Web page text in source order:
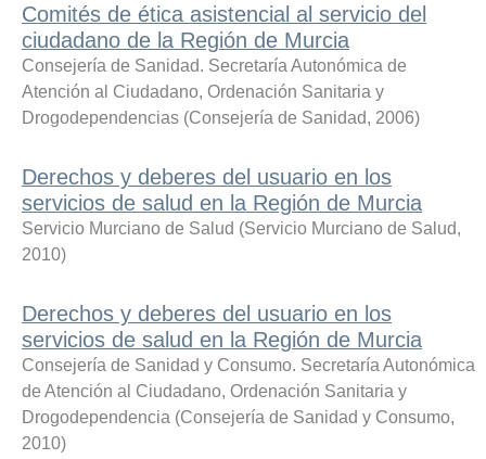
Comités de ética asistencial al servicio del
ciudadano de la Región de Murcia
Consejería de Sanidad. Secretaría Autonómica de
Atención al Ciudadano, Ordenación Sanitaria y
Drogodependencias (Consejería de Sanidad, 2006)
Derechos y deberes del usuario en los
servicios de salud en la Región de Murcia
Servicio Murciano de Salud (Servicio Murciano de Salud,
2010)
Derechos y deberes del usuario en los
servicios de salud en la Región de Murcia
Consejería de Sanidad y Consumo. Secretaría Autonómica
de Atención al Ciudadano, Ordenación Sanitaria y
Drogodependencia (Consejería de Sanidad y Consumo,
2010)